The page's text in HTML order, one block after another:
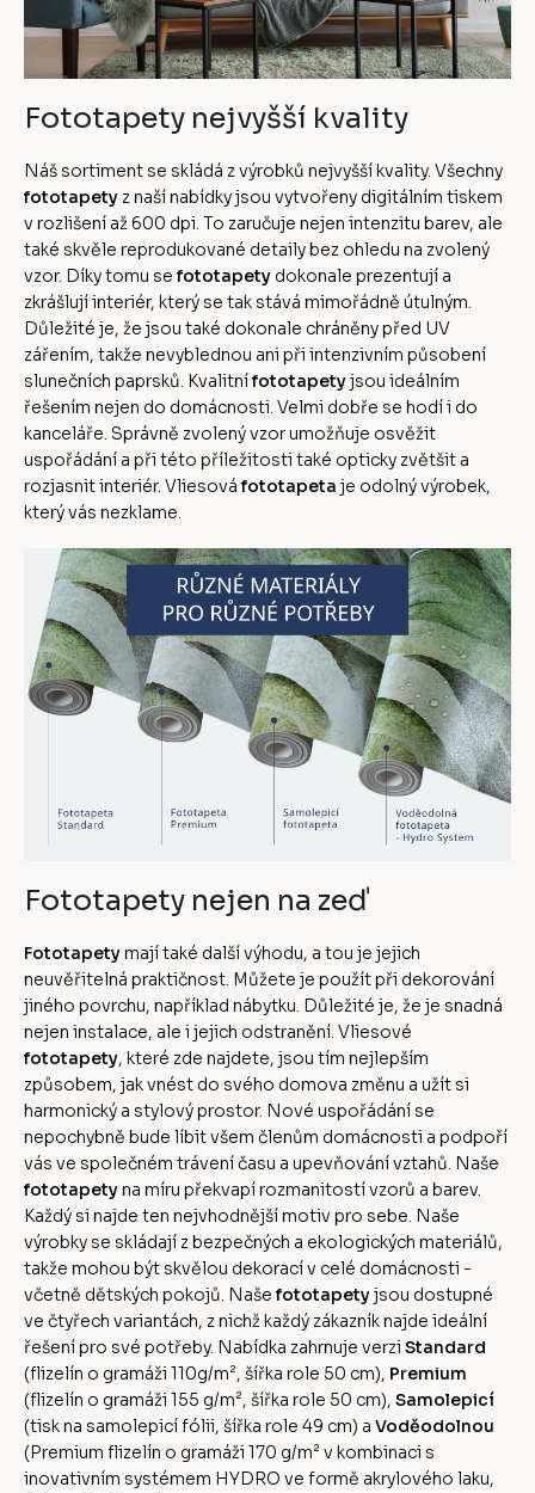
Fototapety nejvyšší kvality
Náš sortiment se skládá z výrobků nejvyšší kvality. Všechny
fototapety z naší nabídky jsou vytvořeny digitálním tiskem
v rozlišení až 600 dpi. To zaručuje nejen intenzitu barev, ale
také skvěle reprodukované detaily bez ohledu na zvolený
vzor. Díky tomu se fototapety dokonale prezentují a
zkrášlují interiér, který se tak stává mimořádně útulným.
Důležité je, že jsou také dokonale chráněny před UV
zářením, takže nevyblednou ani při intenzivním působení
slunečních paprsků. Kvalitnífototapetyjsou ideálním
řešením nejen do domácnosti. Velmi dobře se hodí i do
kanceláře. Správně zvolený vzor umožňuje osvěžit
uspořádání a při této příležitosti také opticky zvětšit a
rozjasnit interiér. Vliesová fototapeta je odolný výrobek,
který vás nezklame.
Fototapety nejen na zeď
Fototapetymají také další výhodu, a tou je jejich
neuvěřitelná praktičnost. Můžete je použít při dekorování
jiného povrchu, například nábytku. Důležité je, že je snadná
nejen instalace, ale i jejich odstranění. Vliesové
fototapety, které zde najdete, jsou tím nejlepším
způsobem, jak vnést do svého domova změnu a užít si
harmonický a stylový prostor. Nové uspořádání se
nepochybně bude líbit všem členům domácnosti a podpoří
vás ve společném trávení času a upevňování vztahů. Naše
fototapetyna míru překvapí rozmanitostí vzorů a barev.
Každý si najde ten nejvhodnější motiv pro sebe. Naše
výrobky se skládají z bezpečných a ekologických materiálů,
takže mohou být skvělou dekorací v celé domácnosti -
včetně dětských pokojů. Naše fototapetyjsou dostupné
ve čtyřech variantách, z nichž každý zákazník najde ideální
řešení pro své potřeby. Nabídka zahrnuje verzi Standard
(flizelín o gramáži 110g/m², šířka role 50 cm), Premium
(flizelín o gramáži 155 g/m², šířka role 50 cm), Samolepicí
(tisk na samolepicí fólii, šířka role 49 cm) a Voděodolnou
(Premium flizelín o gramáži 170 g/m² v kombinaci s
inovativním systémem HYDRO ve formě akrylového laku,